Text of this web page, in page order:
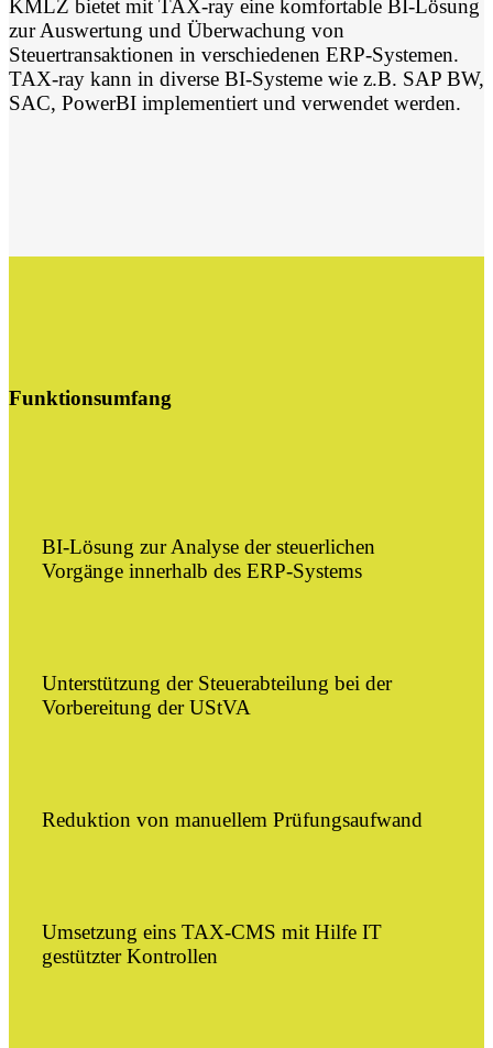
KMLZ bietet mit TAX-ray eine komfortable BI-Lösung
zur Auswertung und Überwachung von
Steuertransaktionen in verschiedenen ERP-Systemen.
TAX-ray kann in diverse BI-Systeme wie z.B. SAP BW,
SAC, PowerBI implementiert und verwendet werden.
Funktionsumfang
BI-Lösung zur Analyse der steuerlichen
Vorgänge innerhalb des ERP-Systems
Unterstützung der Steuerabteilung bei der
Vorbereitung der UStVA
Reduktion von manuellem Prüfungsaufwand
Umsetzung eins TAX-CMS mit Hilfe IT
gestützter Kontrollen